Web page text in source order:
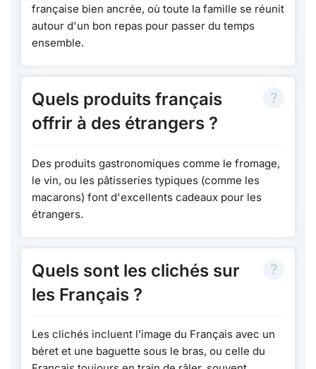
française bien ancrée, où toute la famille se réunit
autour d'un bon repas pour passer du temps
ensemble.
Quels produits français
offrir à des étrangers ?
Des produits gastronomiques comme le fromage,
le vin, ou les pâtisseries typiques (comme les
macarons) font d'excellents cadeaux pour les
étrangers.
Quels sont les clichés sur
les Français ?
Les clichés incluent l’image du Français avec un
béret et une baguette sous le bras, ou celle du